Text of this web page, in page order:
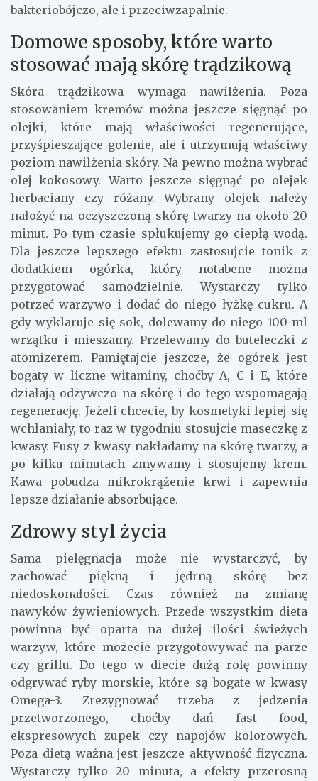
bakteriobójczo, ale i przeciwzapalnie.
Domowe sposoby, które warto
stosować mają skórę trądzikową
Skóra trądzikowa wymaga nawilżenia. Poza
stosowaniem kremów można jeszcze sięgnąć po
olejki, które mają właściwości regenerujące,
przyśpieszające golenie, ale i utrzymują właściwy
poziom nawilżenia skóry. Na pewno można wybrać
olej kokosowy. Warto jeszcze sięgnąć po olejek
herbaciany czy różany. Wybrany olejek należy
nałożyć na oczyszczoną skórę twarzy na około 20
minut. Po tym czasie spłukujemy go ciepłą wodą.
Dla jeszcze lepszego efektu zastosujcie tonik z
dodatkiem ogórka, który notabene można
przygotować samodzielnie. Wystarczy tylko
potrzeć warzywo i dodać do niego łyżkę cukru. A
gdy wyklaruje się sok, dolewamy do niego 100 ml
wrzątku i mieszamy. Przelewamy do buteleczki z
atomizerem. Pamiętajcie jeszcze, że ogórek jest
bogaty w liczne witaminy, choćby A, C i E, które
działają odżywczo na skórę i do tego wspomagają
regenerację. Jeżeli chcecie, by kosmetyki lepiej się
wchłaniały, to raz w tygodniu stosujcie maseczkę z
kwasy. Fusy z kwasy nakładamy na skórę twarzy, a
po kilku minutach zmywamy i stosujemy krem.
Kawa pobudza mikrokrążenie krwi i zapewnia
lepsze działanie absorbujące.
Zdrowy styl życia
Sama pielęgnacja może nie wystarczyć, by
zachować piękną i jędrną skórę bez
niedoskonałości. Czas również na zmianę
nawyków żywieniowych. Przede wszystkim dieta
powinna być oparta na dużej ilości świeżych
warzyw, które możecie przygotowywać na parze
czy grillu. Do tego w diecie dużą rolę powinny
odgrywać ryby morskie, które są bogate w kwasy
Omega-3. Zrezygnować trzeba z jedzenia
przetworzonego, choćby dań fast food,
ekspresowych zupek czy napojów kolorowych.
Poza dietą ważna jest jeszcze aktywność fizyczna.
Wystarczy tylko 20 minuta, a efekty przerosną